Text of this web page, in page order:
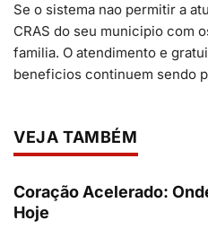
Se o sistema nao permitir a
CRAS do seu municipio com
familia. O atendimento e
beneficios continuem sendo
VEJA TAMBÉM
Coração Acelerado:
Hoje